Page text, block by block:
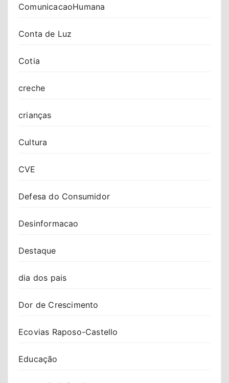
ComunicacaoHumana
Conta de Luz
Cotia
creche
crianças
Cultura
CVE
Defesa do Consumidor
Desinformacao
Destaque
dia dos pais
Dor de Crescimento
Ecovias Raposo-Castello
Educação